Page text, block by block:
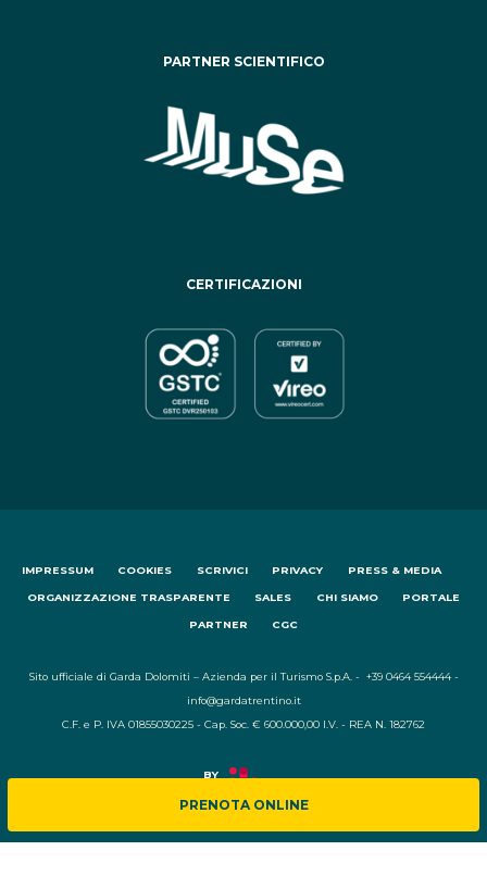
PRENOTA ONLINE
PARTNER SCIENTIFICO
CERTIFICAZIONI
IMPRESSUM COOKIES SCRIVICI PRIVACY PRESS & MEDIA
ORGANIZZAZIONE TRASPARENTE SALES CHI SIAMO PORTALE
PARTNER CGC
Sito ufficiale di Garda Dolomiti – Azienda per il Turismo S.p.A. - +39 0464 554444 -
info@gardatrentino.it
C.F. e P. IVA 01855030225 - Cap. Soc. € 600.000,00 I.V. - REA N. 182762